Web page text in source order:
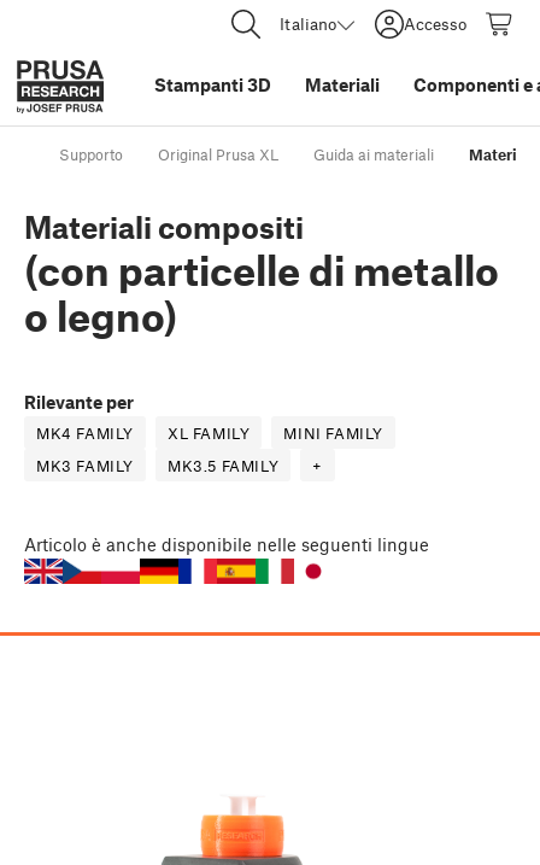
Italiano Accesso
Stampanti 3D Materiali Componenti e
Supporto Original Prusa XL Guida ai materiali Materiali
Materiali compositi
(con particelle di metallo
o legno)
Rilevante per
MK4 FAMILY XL FAMILY
MINI FAMILY
MK3 FAMILY
MK3.5 FAMILY +
Articolo è anche disponibile nelle seguenti lingue